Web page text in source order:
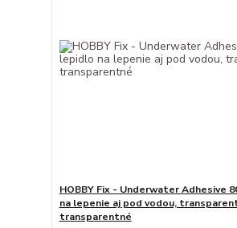
HOBBY Fix - Underwater Adhesive
na lepenie aj pod vodou,
transparentné